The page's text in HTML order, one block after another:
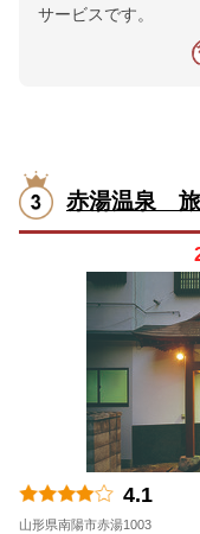
サービスです。
赤湯温泉
4.1
山形県南陽市赤湯1003